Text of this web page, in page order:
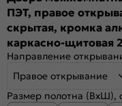
ПЭТ, правое
скрытая, кромка
каркасно-щитовая
Направление
Правое открывание
Размер полотна (ВхШ),